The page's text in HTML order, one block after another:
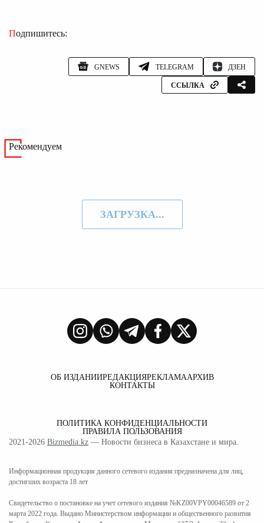
Подпишитесь:
GNEWS TELEGRAM ДЗЕН
ССЫЛКА
Рекомендуем
ЗАГРУЗКА...
ОБ ИЗДАНИИРЕДАКЦИЯРЕКЛАМААРХИВ
КОНТАКТЫ
ПОЛИТИКА КОНФИДЕНЦИАЛЬНОСТИ
ПРАВИЛА ПОЛЬЗОВАНИЯ
2021-2026 Bizmedia.kz — Новости бизнеса в Казахстане и мира.
Информационная продукция данного сетевого издания предназначена для лиц,
достигших возраста 18 лет
Свидетельство о постановке на учет сетевого издания №KZ00VPY00046589 от 2
марта 2022 года. Выдано Министерством информации и общественного развития